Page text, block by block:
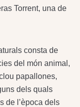
Torrent, una de
consta de
del món animal,
papallones,
dels quals
de l’època dels